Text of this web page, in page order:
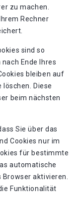
zu machen.
Rechner
sind so
Ende Ihres
bleiben auf
löschen. Diese
beim nächsten
Sie über das
Cookies nur im
für bestimmte
automatische
aktivieren.
Funktionalität